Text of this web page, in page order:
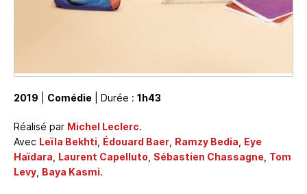
2019 Comédie | Durée : 1h43
Réalisé par Michel Leclerc.
Avec Leïla Bekhti Édouard Baer Ramzy Bedia Eye
Haïdara Laurent Capelluto Sébastien Chassagne Tom
Levy Baya Kasmi.